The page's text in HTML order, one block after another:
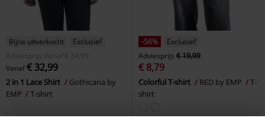
Bijna uitverkocht
Exclusief
Adviesprijs
Vanaf € 34,99
Vanaf€ 32,99
2 in 1 Lace Shirt
Gothicana by
EMP
T-shirt
-56%
Exclusief
Adviesprijs € 19,99
€ 8,79
Colorful T-shirt RED by EMP
T-
shirt